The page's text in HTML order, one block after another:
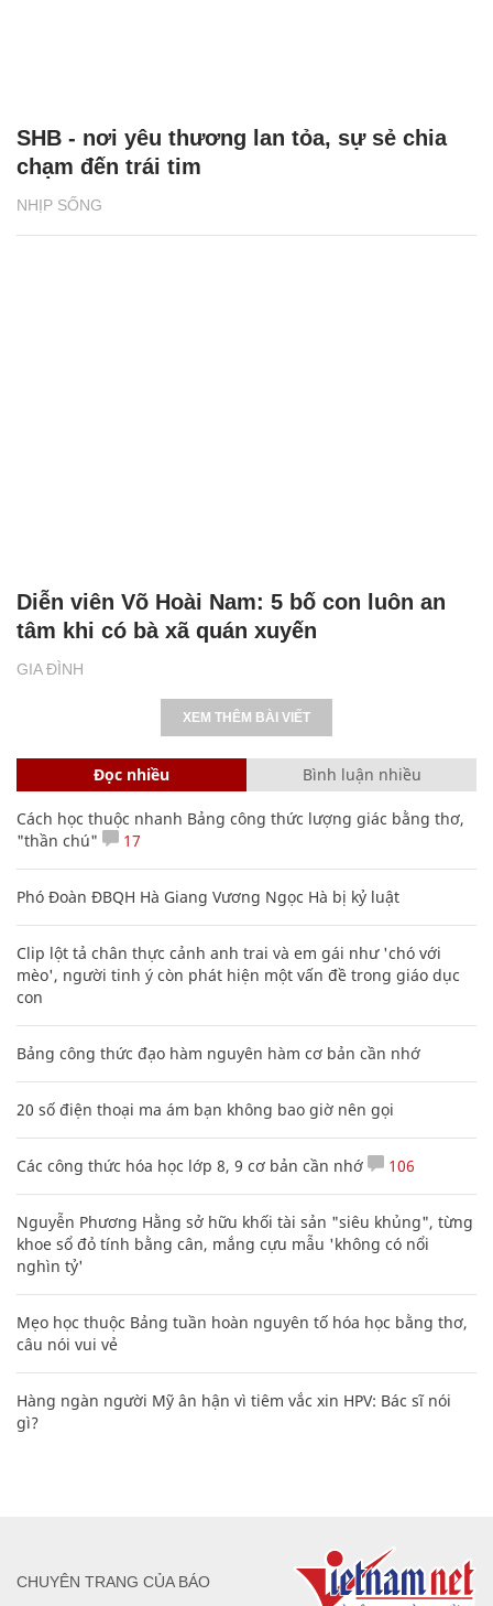
NHỊP SỐNG
SHB - nơi yêu thương lan tỏa, sự sẻ chia
chạm đến trái tim
GIA ĐÌNH
Diễn viên Võ Hoài Nam: 5 bố con luôn an
tâm khi có bà xã quán xuyến
XEM THÊM BÀI VIẾT
Đọc nhiều Bình luận nhiều
Cách học thuộc nhanh Bảng công thức lượng giác bằng thơ,
"thần chú"
17
Phó Đoàn ĐBQH Hà Giang Vương Ngọc Hà bị kỷ luật
Clip lột tả chân thực cảnh anh trai và em gái như 'chó với
mèo', người tinh ý còn phát hiện một vấn đề trong giáo dục
con
Bảng công thức đạo hàm nguyên hàm cơ bản cần nhớ
20 số điện thoại ma ám bạn không bao giờ nên gọi
Các công thức hóa học lớp 8, 9 cơ bản cần nhớ 106
Nguyễn Phương Hằng sở hữu khối tài sản "siêu khủng", từng
khoe sổ đỏ tính bằng cân, mắng cựu mẫu 'không có nổi
nghìn tỷ'
Mẹo học thuộc Bảng tuần hoàn nguyên tố hóa học bằng thơ,
câu nói vui vẻ
Hàng ngàn người Mỹ ân hận vì tiêm vắc xin HPV: Bác sĩ nói
gì?
CHUYÊN TRANG CỦA BÁO